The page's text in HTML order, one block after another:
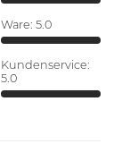
Ware: 5.0
Kundenservice:
5.0